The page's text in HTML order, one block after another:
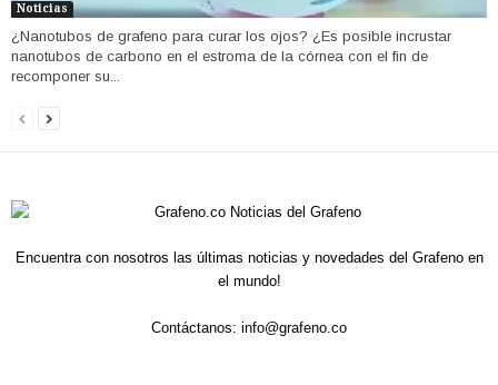
Noticias
¿Nanotubos de grafeno para curar los ojos? ¿Es posible incrustar
nanotubos de carbono en el estroma de la córnea con el fin de
recomponer su...
Encuentra con nosotros las últimas noticias y novedades del Grafeno en
el mundo!
Contáctanos: info@grafeno.co